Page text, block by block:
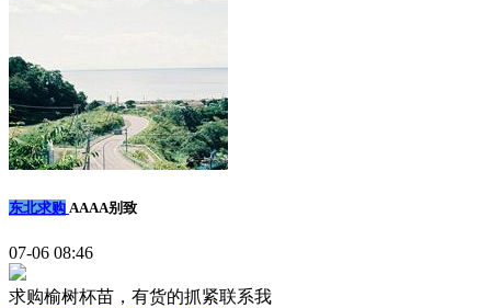
东北求购 AAAA别致
07-06 08:46
求购榆树杯苗，有货的抓紧联系我